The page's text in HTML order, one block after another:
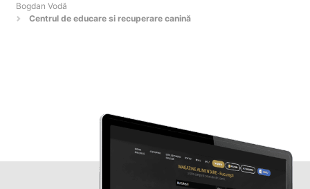
Bogdan Vodă
Centrul de educare si recuperare canină